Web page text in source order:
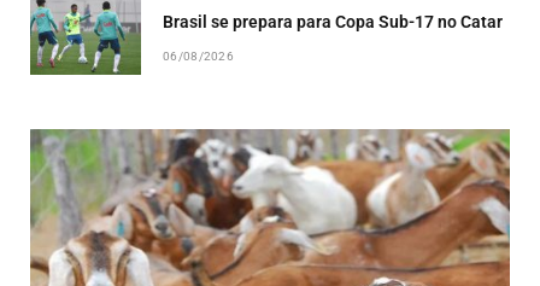
Brasil se prepara para Copa Sub-17 no Catar
06/08/2026